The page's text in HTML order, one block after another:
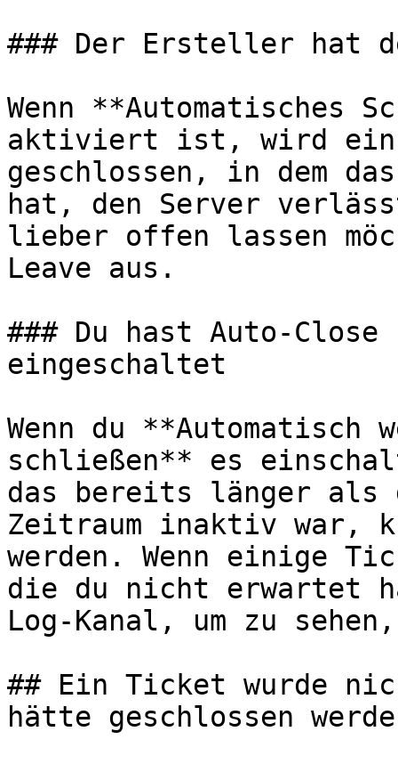
### Der Ersteller hat
Wenn **Automatisches
aktiviert ist, wird ein
geschlossen, in dem
hat, den Server
lieber offen lassen
Leave aus.
### Du hast Auto-
eingeschaltet
Wenn du
schließen** es
das bereits länger als
Zeitraum inaktiv war,
werden. Wenn einige
die du nicht erwartet
Log-Kanal, um zu
## Ein Ticket wurde
hätte geschlossen